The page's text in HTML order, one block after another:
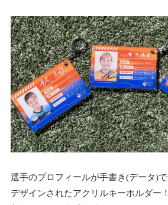
選手のプロフィールが手書き(データ)で
デザインされたアクリルキーホルダー！